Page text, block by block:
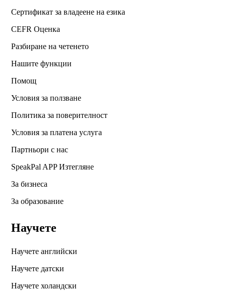
Сертификат за владеене на езика
CEFR Оценка
Разбиране на четенето
Нашите функции
Помощ
Условия за ползване
Политика за поверителност
Условия за платена услуга
Партньори с нас
SpeakPal APP Изтегляне
За бизнеса
За образование
Научете
Научете английски
Научете датски
Научете холандски